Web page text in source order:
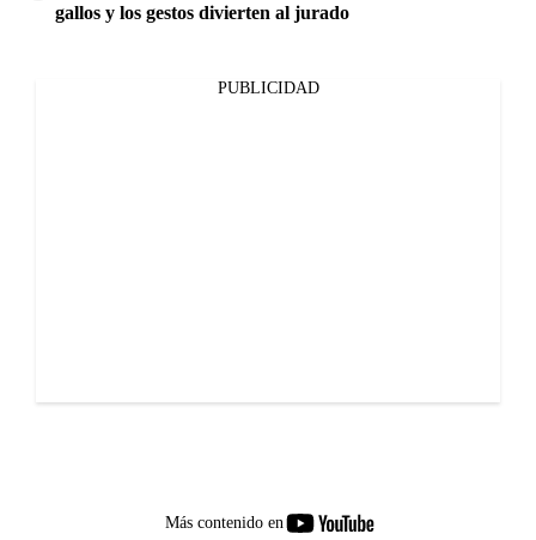
gallos y los gestos divierten al jurado
PUBLICIDAD
Más contenido en
youtube-